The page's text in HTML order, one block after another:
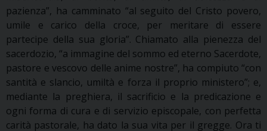
pazienza”, ha camminato “al seguito del Cristo povero,
umile e carico della croce, per meritare di essere
partecipe della sua gloria”. Chiamato alla pienezza del
sacerdozio, “a immagine del sommo ed eterno Sacerdote,
pastore e vescovo delle anime nostre”, ha compiuto “con
santità e slancio, umiltà e forza il proprio ministero”; e,
mediante la preghiera, il sacrificio e la predicazione e
ogni forma di cura e di servizio episcopale, con perfetta
carità pastorale, ha dato la sua vita per il gregge. Ora ti